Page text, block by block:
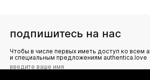
подпишитесь на нас
Чтобы в числе первых иметь доступ ко всем
и специальным предложениям authentica.love